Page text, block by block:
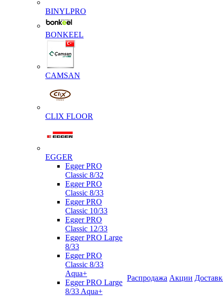
BINYLPRO
BONKEEL
CAMSAN
CLIX FLOOR
EGGER
Egger PRO
Classic 8/32
Egger PRO
Classic 8/33
Egger PRO
Classic 10/33
Egger PRO
Classic 12/33
Egger PRO Large
8/33
Egger PRO
Classic 8/33
Aqua+
Egger PRO Large
8/33 Aqua+
Распродажа Акции